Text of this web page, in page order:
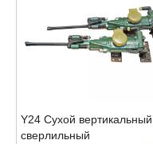
Y24 Сухой вертикальный
сверлильный